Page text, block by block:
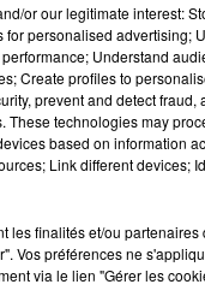
or our legitimate interest:
personalised advertising;
Understand
Create profiles to
prevent and detect fraud,
These technologies may
based on information
Link different devices;
les finalités et/ou partenaires
Vos préférences ne
via le lien "Gérer les